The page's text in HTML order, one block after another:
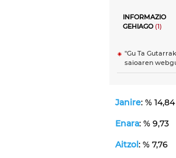
INFORMAZIO
GEHIAGO(1)
"Gu Ta
saioaren
Janire: % 14,84
Enara: % 9,73
Aitzol : % 7,76